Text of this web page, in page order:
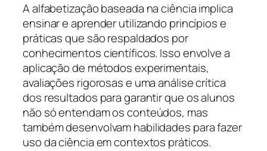
A alfabetização baseada na ciência implica
ensinar e aprender utilizando princípios e
práticas que são respaldados por
conhecimentos científicos. Isso envolve a
aplicação de métodos experimentais,
avaliações rigorosas e uma análise crítica
dos resultados para garantir que os alunos
não só entendam os conteúdos, mas
também desenvolvam habilidades para fazer
uso da ciência em contextos práticos.